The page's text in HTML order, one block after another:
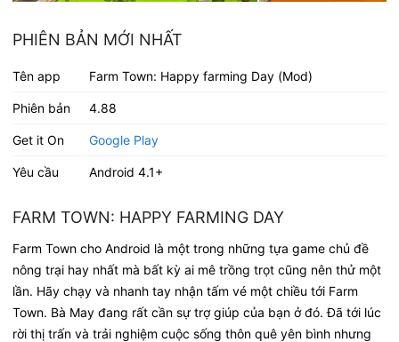
PHIÊN BẢN MỚI NHẤT
Tên app Farm Town: Happy farming Day (Mod)
Phiên bản 4.88
Get it On Google Play
Yêu cầu Android 4.1+
FARM TOWN: HAPPY FARMING DAY
Farm Town cho Android là một trong những tựa game chủ đề
nông trại hay nhất mà bất kỳ ai mê trồng trọt cũng nên thử một
lần. Hãy chạy và nhanh tay nhận tấm vé một chiều tới Farm
Town. Bà May đang rất cần sự trợ giúp của bạn ở đó. Đã tới lúc
rời thị trấn và trải nghiệm cuộc sống thôn quê yên bình nhưng